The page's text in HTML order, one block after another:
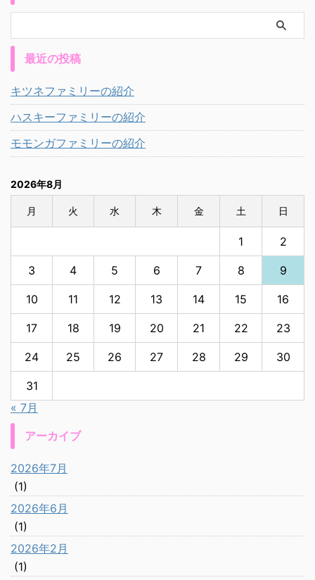
最近の投稿
キツネファミリーの紹介
ハスキーファミリーの紹介
モモンガファミリーの紹介
2026年8月
月 火 水 木 金 土 日
1 2
3 4 5 6 7 8 9
10 11 12 13 14 15 16
17 18 19 20 21 22 23
24 25 26 27 28 29 30
31
« 7月
アーカイブ
2026年7月
(1)
2026年6月
(1)
2026年2月
(1)